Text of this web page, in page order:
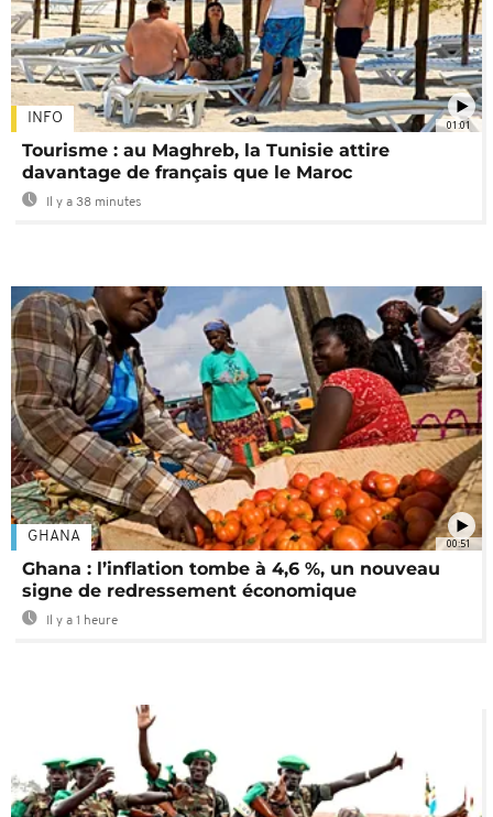
01:01
INFO
Tourisme : au Maghreb, la Tunisie attire
davantage de français que le Maroc
Il y a 38 minutes
00:51
GHANA
Ghana : l’inflation tombe à 4,6 %, un nouveau
signe de redressement économique
Il y a 1 heure